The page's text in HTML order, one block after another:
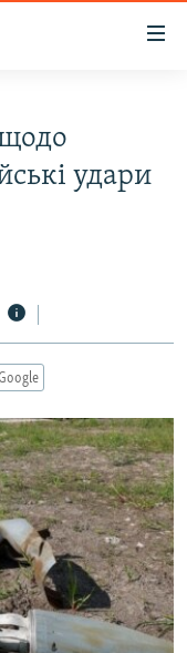
удари